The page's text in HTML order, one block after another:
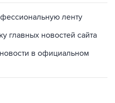
ленту
главных новостей сайта
в официальном